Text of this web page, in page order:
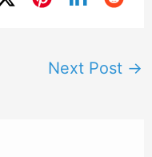
Next Post →